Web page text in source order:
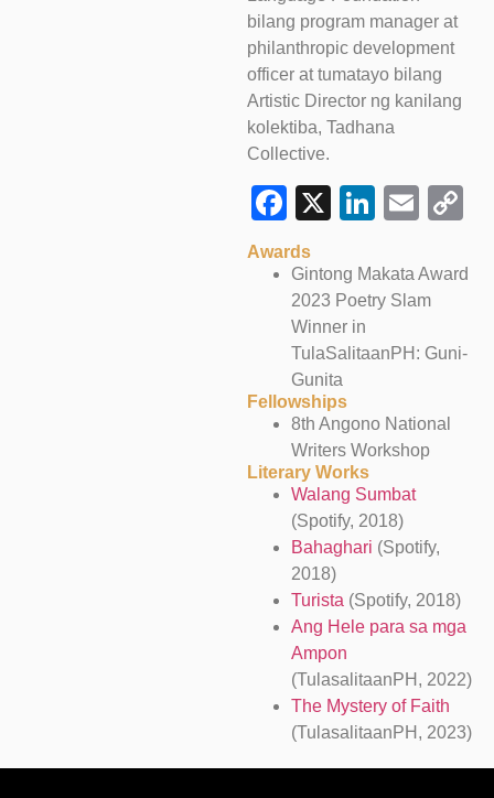
bilang program manager at
philanthropic development
officer at tumatayo bilang
Artistic Director ng kanilang
kolektiba, Tadhana
Collective.
Facebook
X
Awards
Gintong Makata Award
2023 Poetry Slam
Winner in
TulaSalitaanPH: Guni-
Gunita
Fellowships
8th Angono National
Writers Workshop
Literary Works
Walang Sumbat
(Spotify, 2018)
Bahaghari (Spotify,
2018)
Turista (Spotify, 2018)
Ang Hele para sa mga
Ampon
(TulasalitaanPH, 2022)
The Mystery of Faith
(TulasalitaanPH, 2023)